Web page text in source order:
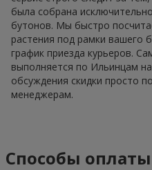
была собрана
бутонов. Мы быстро
растения под рамки вашего
график приезда курьеров.
выполняется по Ильинцам
обсуждения скидки просто
менеджерам.
Способы оплаты